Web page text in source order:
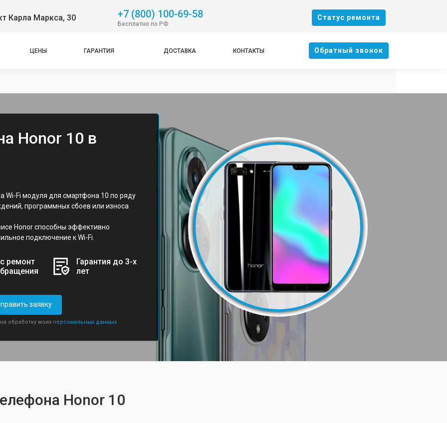
Карла Маркса, 30 +7 (800) 100-69-58
Бесплатно по РФ
Cтатус ремонта
ЦЕНЫ ГАРАНТИЯ ДОСТАВКА КОНТАКТЫ Oбратный звонок
Honor 10 в
Wi-Fi модуля для смартфона 10 по ряду
программных сбоев или износа
Honor способны эффективно
подключение к Wi-Fi.
ремонт
Гарантия до 3-х
лет
заявку
обработку моих персональных данных.
Honor 10